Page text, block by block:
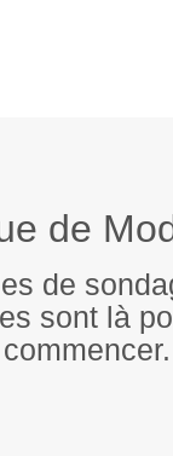
de
de
sont là